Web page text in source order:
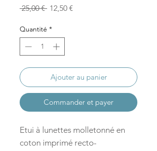
25,00 € Prix
12,50 €
Quantité *
Ajouter au panier
Commander et payer
Etui à lunettes molletonné en
coton imprimé recto-